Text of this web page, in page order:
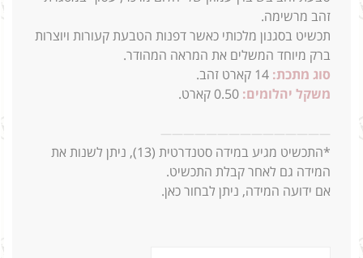
זהב מרשימה.
תכשיט בסגנון מלכותי כאשר דפנות הטבעת קעורות ויוצרות
ברק מיוחד המשלים את המראה המהודר.
סוג מתכת: 14 קארט זהב.
משקל יהלומים:
—
—
—
—
—
—
—
—
—
—
—
—
—
—
—
*התכשיט מגיע במידה סטנדרטית (13),
ניתן לשנות את
המידה גם לאחר קבלת התכשיט.
אם ידועה המידה, ניתן לבחור כאן.